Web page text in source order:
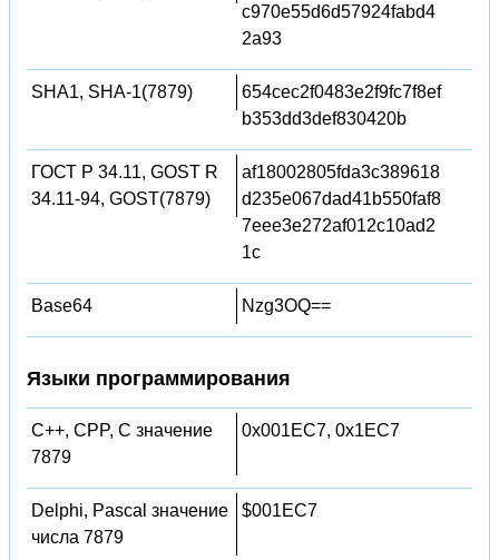
c970e55d6d57924fabd4
2a93
SHA1, SHA-1(7879)
654cec2f0483e2f9fc7f8ef
b353dd3def830420b
ГОСТ Р 34.11, GOST R
34.11-94, GOST(7879)
af18002805fda3c389618
d235e067dad41b550faf8
7eee3e272af012c10ad2
1c
Base64 Nzg3OQ==
Языки программирования
C++, CPP, C значение
7879
0x001EC7, 0x1EC7
Delphi, Pascal значение
числа 7879
$001EC7